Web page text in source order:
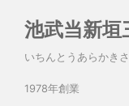
池武当新垣
いちんとうあらかき
1978年創業